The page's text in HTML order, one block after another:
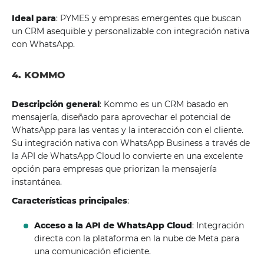
Ideal para: PYMES y empresas emergentes que buscan
un CRM asequible y personalizable con integración nativa
con WhatsApp.
4. KOMMO
Descripción general: Kommo es un CRM basado en
mensajería, diseñado para aprovechar el potencial de
WhatsApp para las ventas y la interacción con el cliente.
Su integración nativa con WhatsApp Business a través de
la API de WhatsApp Cloud lo convierte en una excelente
opción para empresas que priorizan la mensajería
instantánea.
Características principales:
Acceso a la API de WhatsApp Cloud: Integración
directa con la plataforma en la nube de Meta para
una comunicación eficiente.